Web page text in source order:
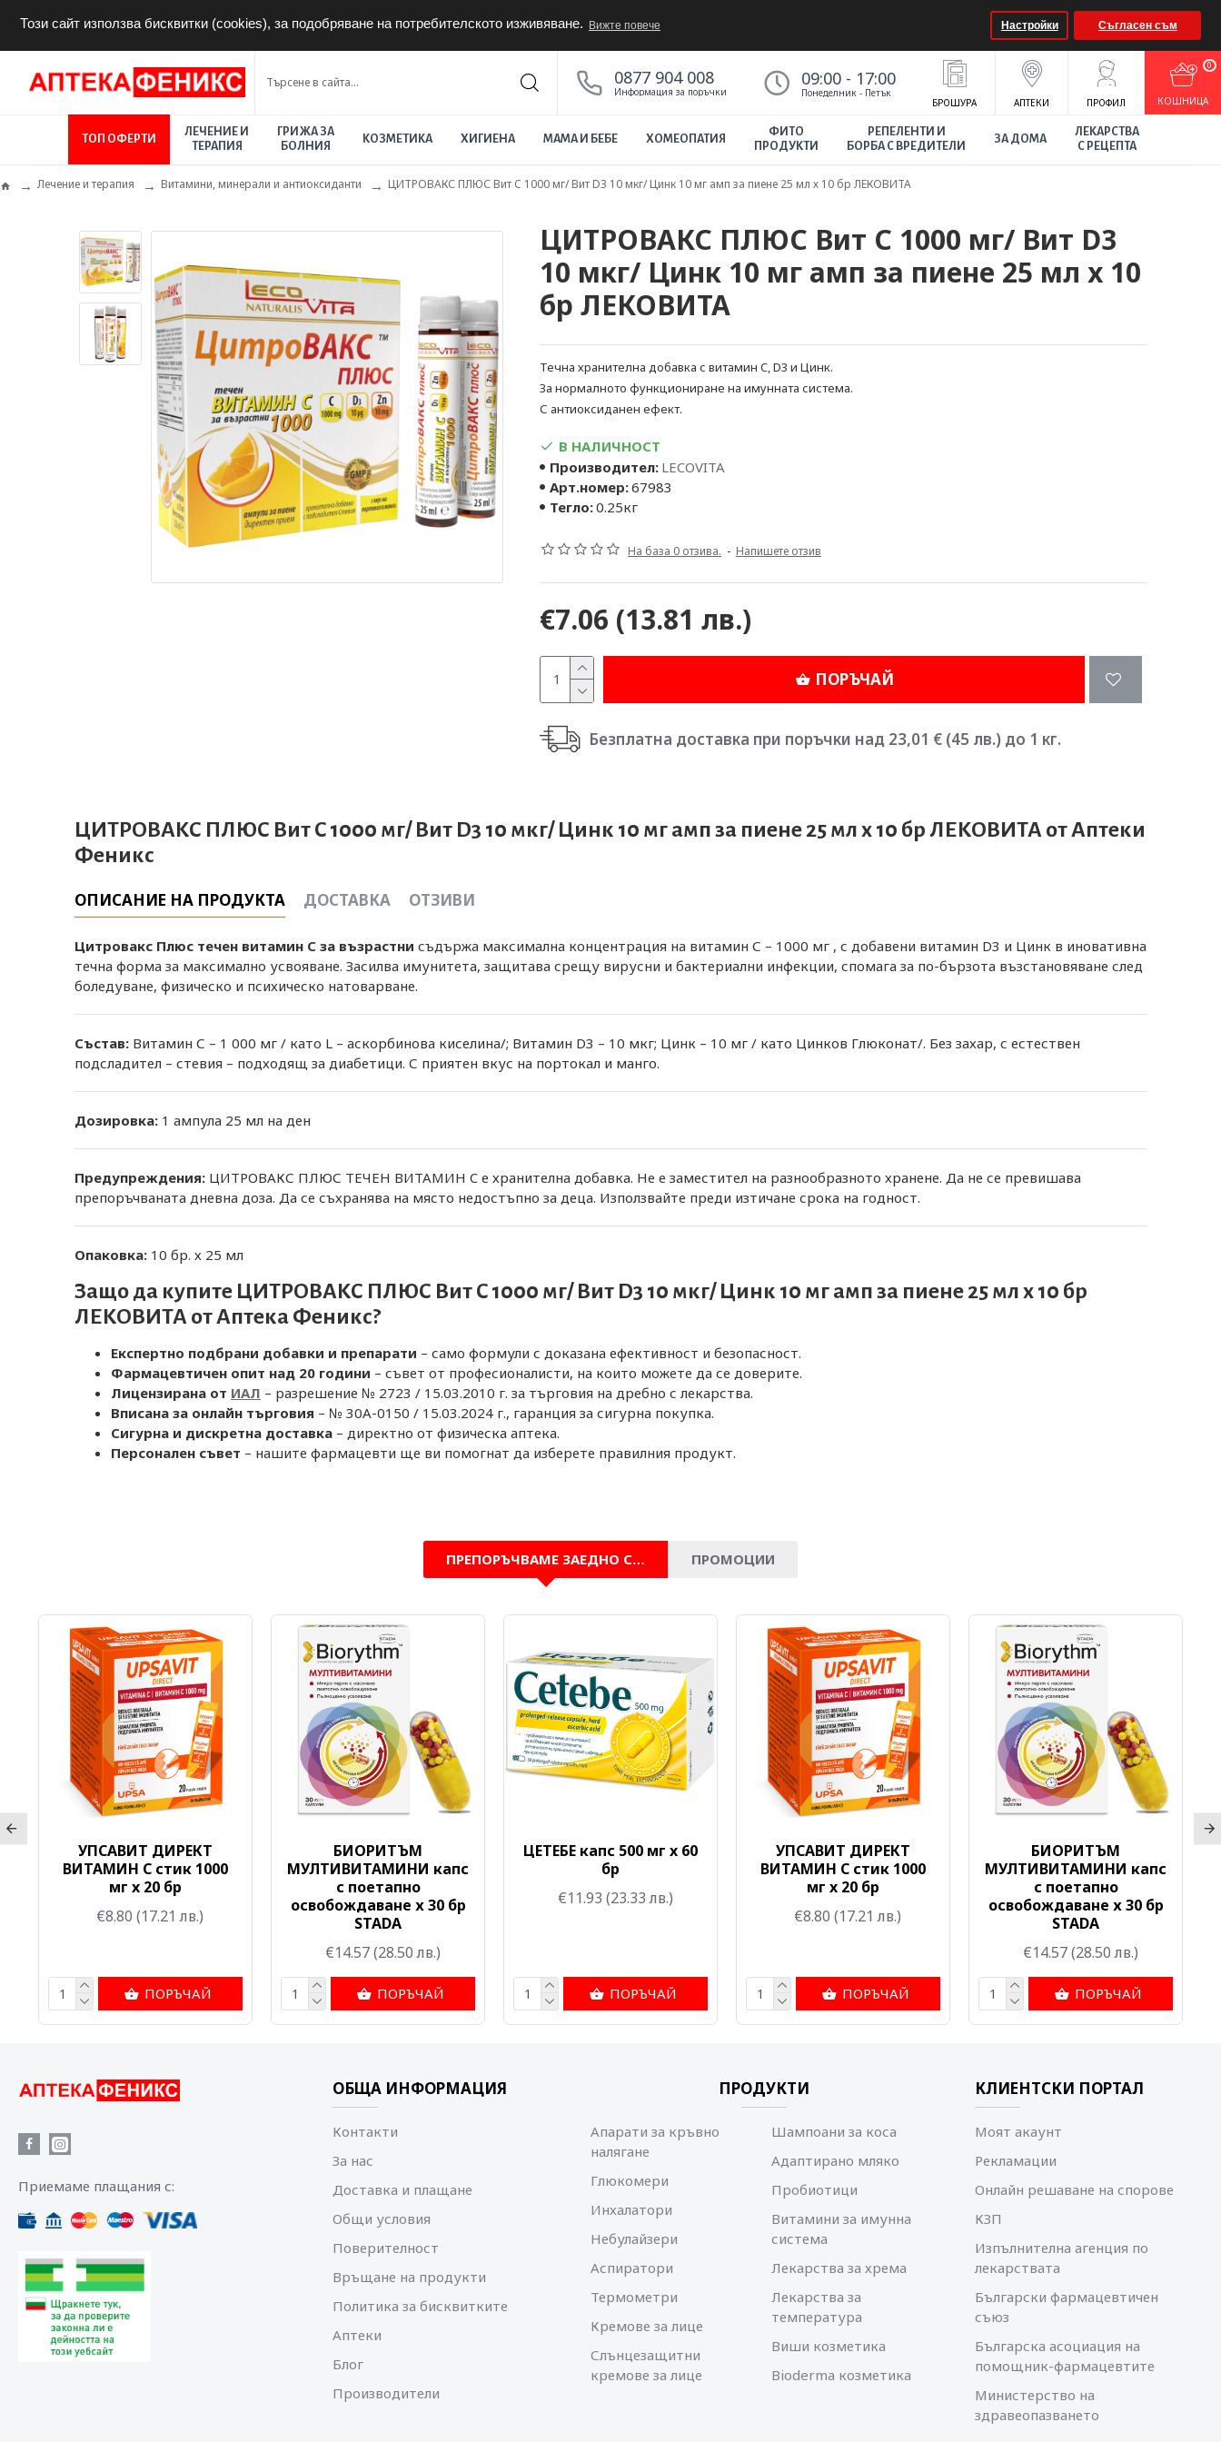
Този сайт използва бисквитки (cookies), за подобряване на потребителското изживяване. Вижте повече Настройки Съгласен съм
0877 904 008
Информация за поръчки
09:00 - 17:00
Понеделник - Петък
БРОШУРА АПТЕКИ ПРОФИЛ КOШНИЦА
0
ТОП ОФЕРТИ
ЛЕЧЕНИЕ И
ТЕРАПИЯ
ГРИЖА ЗА
БОЛНИЯ
КОЗМЕТИКА ХИГИЕНА МАМА И БЕБЕ ХОМЕОПАТИЯ
ФИТО
ПРОДУКТИ
РЕПЕЛЕНТИ И
БОРБА С ВРЕДИТЕЛИ
ЗА ДОМА
ЛЕКАРСТВА
С РЕЦЕПТА
Лечение и терапия Витамини, минерали и антиоксиданти ЦИТРОВАКС ПЛЮС Вит C 1000 мг/ Вит D3 10 мкг/ Цинк 10 мг амп за пиене 25 мл х 10 бр ЛЕКОВИТА
ЦИТРОВАКС ПЛЮС Вит C 1000 мг/ Вит D3
10 мкг/ Цинк 10 мг амп за пиене 25 мл х 10
бр ЛЕКОВИТА
В НАЛИЧНОСТ
Производител: LECOVITA
Арт.номер:67983
Тегло:0.25кг
На база 0 отзива. - Напишете отзив
€7.06 (13.81 лв.)
ПОРЪЧАЙ
Течна хранителна добавка с витамин C, D3 и Цинк.
За нормалното функциониране на имунната система.
С антиоксиданен ефект.
Безплатна доставка при поръчки над 23,01 € (45 лв.) до 1 кг.
ЦИТРОВАКС ПЛЮС Вит C 1000 мг/ Вит D3 10 мкг/ Цинк 10 мг амп за пиене 25 мл х 10 бр ЛЕКОВИТА от Аптеки
Феникс
ОПИСАНИЕ НА ПРОДУКТА ДОСТАВКА ОТЗИВИ
Цитровакс Плюс течен витамин С за възрастни съдържа максимална концентрация на витамин С – 1000 мг , с добавени витамин D3 и Цинк в иновативна
течна форма за максимално усвояване. Засилва имунитета, защитава срещу вирусни и бактериални инфекции, спомага за по-бързота възстановяване след
боледуване, физическо и психическо натоварване.
Състав: Витамин С – 1 000 мг / като L – аскорбинова киселина/; Витамин D3 – 10 мкг; Цинк – 10 мг / като Цинков Глюконат/. Без захар, с естествен
подсладител – стевия – подходящ за диабетици. С приятен вкус на портокал и манго.
Дозировка: 1 ампула 25 мл на ден
Предупреждения: ЦИТРОВАКС ПЛЮС ТЕЧЕН ВИТАМИН C е хранителна добавка. Не е заместител на разнообразното хранене. Да не се превишава
препоръчваната дневна доза. Да се съхранява на място недостъпно за деца. Използвайте преди изтичане срока на годност.
Опаковка: 10 бр. х 25 мл
Защо да купите ЦИТРОВАКС ПЛЮС Вит C 1000 мг/ Вит D3 10 мкг/ Цинк 10 мг амп за пиене 25 мл х 10 бр
ЛЕКОВИТА отАптека Феникс?
Експертно подбрани добавки и препарати – само формули с доказана ефективност и безопасност.
Фармацевтичен опит над 20 години – съвет от професионалисти, на които можете да се доверите.
Лицензирана от ИАЛ – разрешение № 2723 / 15.03.2010 г. за търговия на дребно с лекарства.
Вписана за онлайн търговия – № 30A-0150 / 15.03.2024 г., гаранция за сигурна покупка.
Сигурна и дискретна доставка – директно от физическа аптека.
Персонален съвет – нашите фармацевти ще ви помогнат да изберете правилния продукт.
ПРЕПОРЪЧВАМЕ ЗАЕДНО С… ПРОМОЦИИ
УПСАВИТ ДИРЕКТ
ВИТАМИН C стик 1000
мг x 20 бр
€8.80 (17.21 лв.)
ПОРЪЧАЙ
БИОРИТЪМ
МУЛТИВИТАМИНИ капс
с поетапно
освобождаване х 30 бр
STADA
€14.57(28.50 лв.)
ПОРЪЧАЙ
ЦЕТЕБЕ капс 500 мг x 60
бр
€11.93 (23.33 лв.)
ПОРЪЧАЙ
УПСАВИТ ДИРЕКТ
ВИТАМИН C стик 1000
мг x 20 бр
€8.80 (17.21 лв.)
ПОРЪЧАЙ
БИОРИТЪМ
МУЛТИВИТАМИНИ капс
с поетапно
освобождаване х 30 бр
STADA
€14.57(28.50 лв.)
ПОРЪЧАЙ
Приемаме плащания с:
ОБЩА ИНФОРМАЦИЯ
Контакти
За нас
Доставка и плащане
Общи условия
Поверителност
Връщане на продукти
Политика за бисквитките
Аптеки
Блог
Производители
ПРОДУКТИ
Апарати за кръвно
налягане
Глюкомери
Инхалатори
Небулайзери
Аспиратори
Термометри
Кремове за лице
Слънцезащитни
кремове за лице
Шампоани за коса
Адаптирано мляко
Пробиотици
Витамини за имунна
система
Лекарства за хрема
Лекарства за
температура
Виши козметика
Bioderma козметика
КЛИЕНТСКИ ПОРТАЛ
Моят акаунт
Рекламации
Онлайн решаване на спорове
КЗП
Изпълнителна агенция по
лекарствата
Български фармацевтичен
съюз
Българска асоциация на
помощник-фармацевтите
Министерство на
здравеопазването